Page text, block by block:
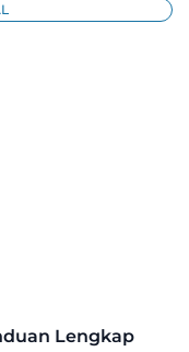
Lengkap